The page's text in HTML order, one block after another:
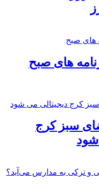
های صبح
سبز کرج
شود